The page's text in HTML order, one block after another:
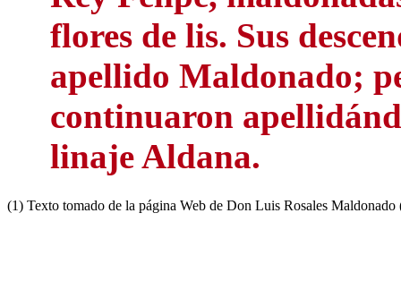
flores de lis. Sus
apellido Maldonado;
continuaron
linaje Aldana.
(1) Texto tomado de la página Web de Don Luis Rosales Maldonado